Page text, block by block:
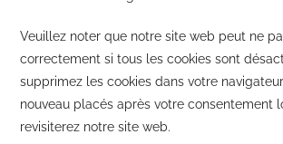
Veuillez noter que notre site web peut ne
correctement si tous les cookies sont
supprimez les cookies dans votre
nouveau placés après votre consentement
revisiterez notre site web.